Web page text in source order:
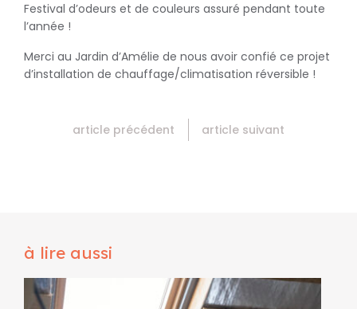
Festival d’odeurs et de couleurs assuré pendant toute
l’année !
Merci au Jardin d’Amélie de nous avoir confié ce projet
d’installation de chauffage/climatisation réversible !
article précédent article suivant
à lire aussi